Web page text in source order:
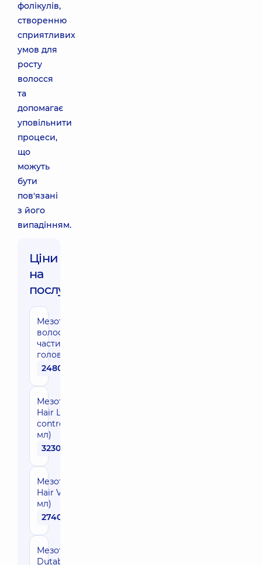
фолікулів,
створенню
сприятливих
умов для
росту
волосся
та
допомагає
уповільнити
процеси,
що
можуть
бути
пов'язані
з його
випадінням.
Ціни
на
послуги:
Мезотерапія
волосяної
частини
голови
2480 грн
Мезотерапія
Hair Loss
control (2,5
мл)
3230 грн
Мезотерапія
Hair Vital (2,5
мл)
2740 грн
Мезотерапія
Dutabiot